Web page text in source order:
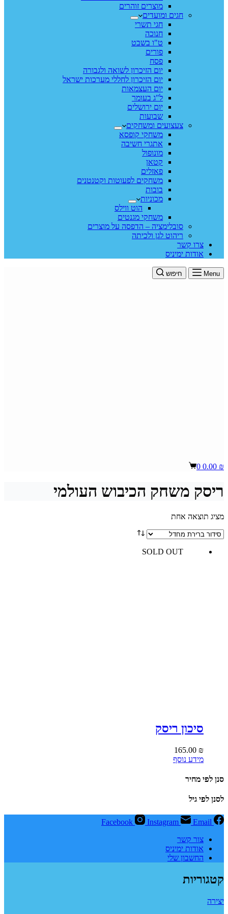
מוצרים זוהרים
חגים ומועדים
חגי תשרי
חנוכה
ט"ו בשבט
פורים
פסח
יום הזיכרון לשואה ולגבורה
יום הזיכרון לחללי מערכות ישראל
יום העצמאות
ל"ג בעומר
יום ירושלים
שבועות
צעצועים ומשחקים
משחקי קופסא
אתגרי חשיבה
מונופול
קטאן
פאזלים
משחקים לפעוטות וקטנטנים
בובות
מכוניות
הוט ווילס
משחקי מגנטים
סובלימציה – הדפסה על מוצרים
ריהוט לגן ולכיתה
צרו קשר
אודות ימיניס
Menu חיפוש
Shopping
0.00 ₪
0
ריסק משחק הכיבוש העולמי
מציג תוצאה אחת
SOLD OUT
סיכון ריסק
165.00 ₪
מידע נוסף
סנן לפי מחיר
לסנן לפי גיל
Facebook Instagram
Email
צור קשר
אודות ימיניס
החשבון שלי
קטגוריות
יצירה